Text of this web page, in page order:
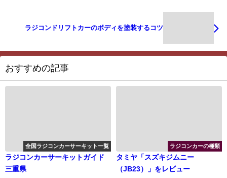
ラジコンドリフトカーのボディを塗装するコツ
おすすめの記事
全国ラジコンカーサーキット一覧
ラジコンカーサーキットガイド
三重県
ラジコンカーの種類
タミヤ「スズキジムニー
（JB23）」をレビュー